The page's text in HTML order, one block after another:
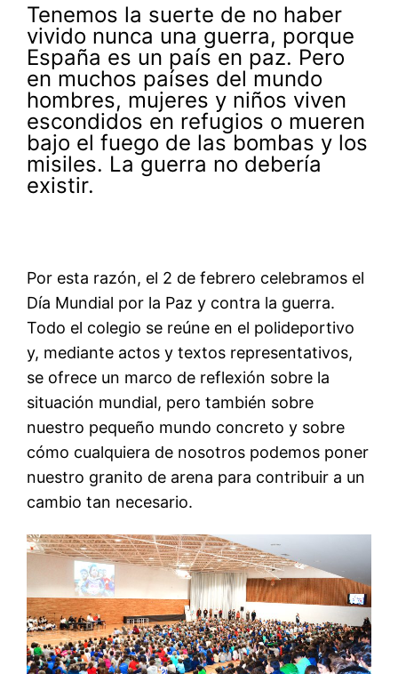
Tenemos la suerte de no haber
vivido nunca una guerra, porque
España es un país en paz. Pero
en muchos países del mundo
hombres, mujeres y niños viven
escondidos en refugios o mueren
bajo el fuego de las bombas y los
misiles. La guerra no debería
existir.
Por esta razón, el 2 de febrero celebramos el
Día Mundial por la Paz y contra la guerra.
Todo el colegio se reúne en el polideportivo
y, mediante actos y textos representativos,
se ofrece un marco de reflexión sobre la
situación mundial, pero también sobre
nuestro pequeño mundo concreto y sobre
cómo cualquiera de nosotros podemos poner
nuestro granito de arena para contribuir a un
cambio tan necesario.